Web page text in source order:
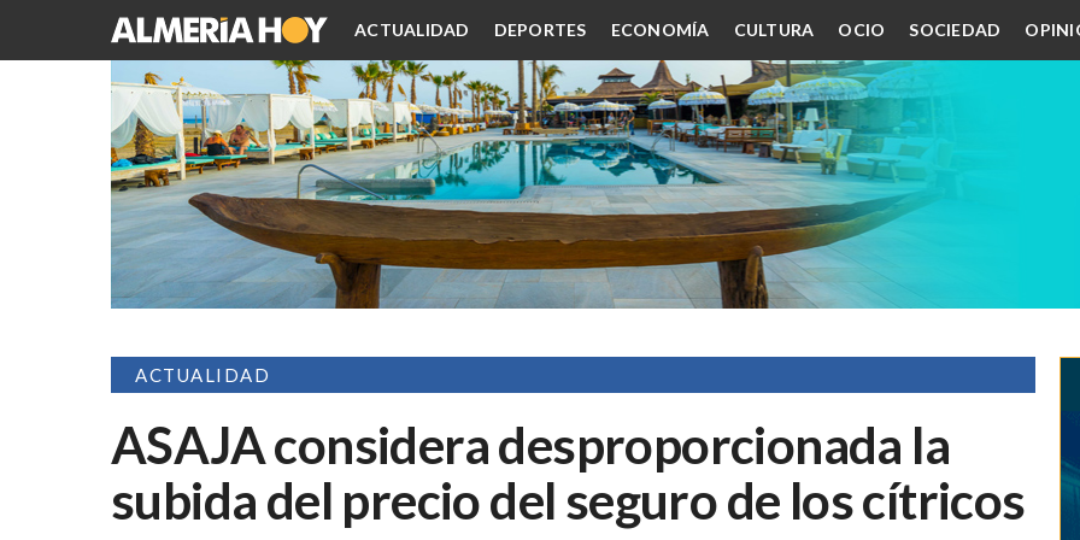
ACTUALIDAD DEPORTES ECONOMÍA CULTURA OCIO SOCIEDAD
ACTUALIDAD
ASAJA considera desproporcionada la
subida del precio del seguro de los cítricos